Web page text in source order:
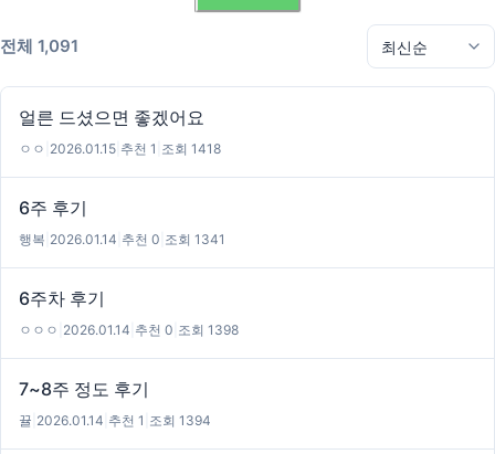
전체 1,091
얼른 드셨으면 좋겠어요
ㅇㅇ 2026.01.15 추천 1 조회 1418
6주 후기
행복 2026.01.14 추천 0 조회 1341
6주차 후기
ㅇㅇㅇ 2026.01.14 추천 0 조회 1398
7~8주 정도 후기
뀰 2026.01.14 추천 1 조회 1394